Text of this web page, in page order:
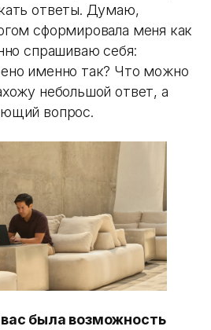
ответы. Думаю,
сформировала меня как
спрашиваю себя:
именно так? Что можно
небольшой ответ, а
вопрос.
была возможность